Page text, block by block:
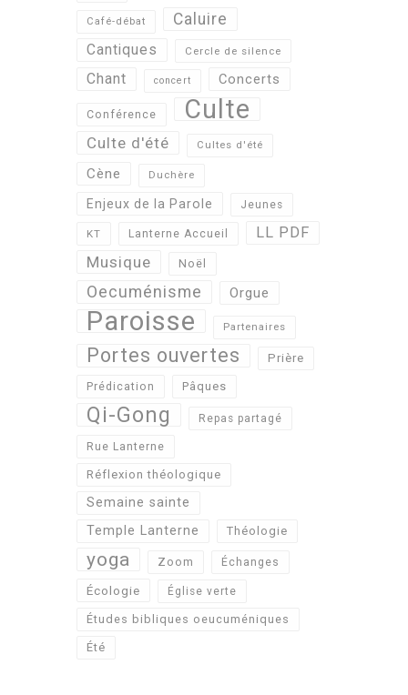
Café-débat Caluire
Cantiques Cercle de silence
Chant concert Concerts
Conférence Culte
Culte d'été Cultes d'été
Cène Duchère
Enjeux de la Parole Jeunes
KT Lanterne Accueil LL PDF
Musique Noël
Oecuménisme Orgue
Paroisse Partenaires
Portes ouvertes Prière
Prédication Pâques
Qi-Gong Repas partagé
Rue Lanterne
Réflexion théologique
Semaine sainte
Temple Lanterne
Théologie
yoga Zoom Échanges
Écologie Église verte
Études bibliques oeucuméniques
Été